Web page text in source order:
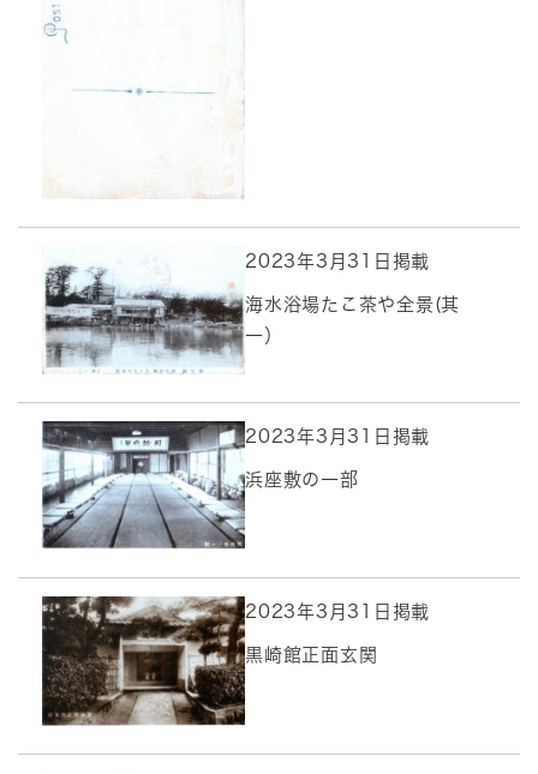
2023年3月31日掲載
海水浴場たこ茶や全景(其
一）
2023年3月31日掲載
浜座敷の一部
2023年3月31日掲載
黒崎館正面玄関